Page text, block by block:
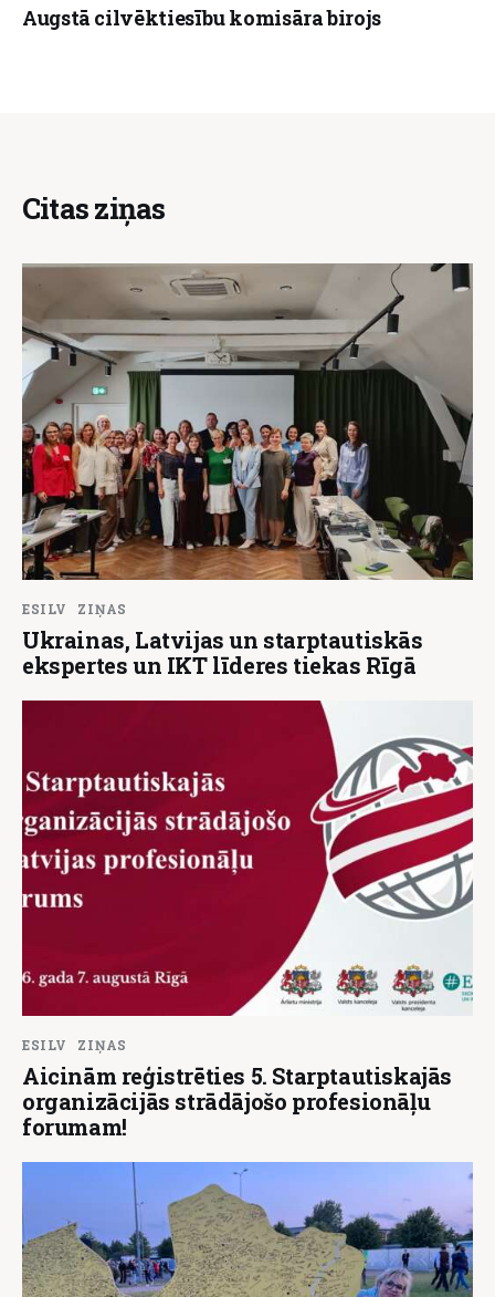
Augstā cilvēktiesību komisāra birojs
Citas ziņas
ESILV ZIŅAS
Ukrainas, Latvijas un starptautiskās
ekspertes un IKT līderes tiekas Rīgā
ESILV ZIŅAS
Aicinām reģistrēties 5. Starptautiskajās
organizācijās strādājošo profesionāļu
forumam!